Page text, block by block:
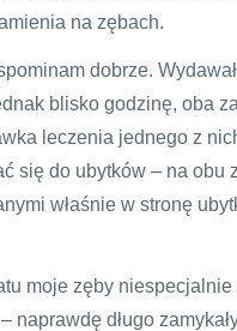
na zębach.
dobrze.
blisko godzinę, oba
leczenia jednego z
się do ubytków – na obu
właśnie w stronę
moje zęby
naprawdę długo